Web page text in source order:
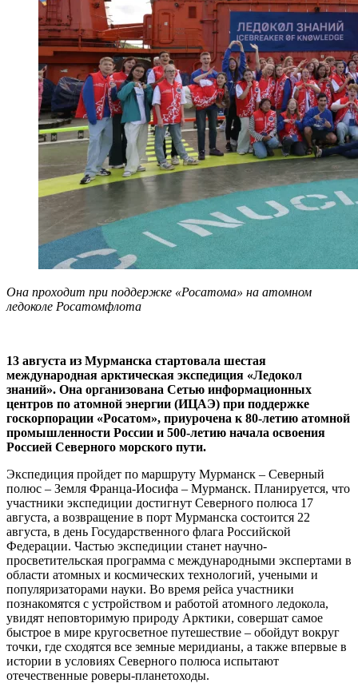
Она проходит при поддержке «Росатома» на атомном
ледоколе Росатомфлота
13 августа из Мурманска стартовала шестая
международная арктическая экспедиция «Ледокол
знаний». Она организована Сетью информационных
центров по атомной энергии (ИЦАЭ) при поддержке
госкорпорации «Росатом», приурочена к 80-летию атомной
промышленности России и 500-летию начала освоения
Россией Северного морского пути.
Экспедиция пройдет по маршруту Мурманск – Северный
полюс – Земля Франца-Иосифа – Мурманск. Планируется, что
участники экспедиции достигнут Северного полюса 17
августа, а возвращение в порт Мурманска состоится 22
августа, в день Государственного флага Российской
Федерации. Частью экспедиции станет научно-
просветительская программа с международными экспертами в
области атомных и космических технологий, учеными и
популяризаторами науки. Во время рейса участники
познакомятся с устройством и работой атомного ледокола,
увидят неповторимую природу Арктики, совершат самое
быстрое в мире кругосветное путешествие – обойдут вокруг
точки, где сходятся все земные меридианы, а также впервые в
истории в условиях Северного полюса испытают
отечественные роверы-планетоходы.